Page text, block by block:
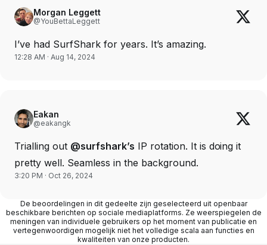
Morgan Leggett
@YouBettaLeggett
I’ve had SurfShark for years. It’s amazing.
12:28 AM · Aug 14, 2024
Eakan
@eakangk
Trialling out @surfshark’s IP rotation. It is doing it
pretty well. Seamless in the background.
3:20 PM · Oct 26, 2024
De beoordelingen in dit gedeelte zijn geselecteerd uit openbaar
beschikbare berichten op sociale mediaplatforms. Ze weerspiegelen de
meningen van individuele gebruikers op het moment van publicatie en
vertegenwoordigen mogelijk niet het volledige scala aan functies en
kwaliteiten van onze producten.